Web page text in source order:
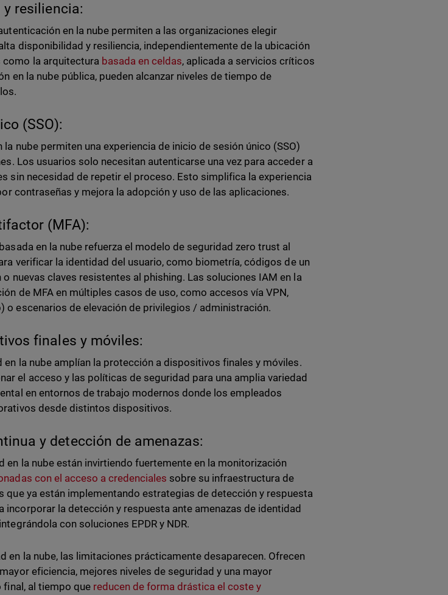
resiliencia:
en la nube permiten a las organizaciones elegir
disponibilidad y resiliencia, independientemente de la ubicación
como la arquitectura basada en celdas, aplicada a servicios críticos
en la nube pública, pueden alcanzar niveles de tiempo de
(SSO):
nube permiten una experiencia de inicio de sesión único (SSO)
Los usuarios solo necesitan autenticarse una vez para acceder a
sin necesidad de repetir el proceso. Esto simplifica la experiencia
contraseñas y mejora la adopción y uso de las aplicaciones.
(MFA):
en la nube refuerza el modelo de seguridad zero trust al
verificar la identidad del usuario, como biometría, códigos de un
nuevas claves resistentes al phishing. Las soluciones IAM en la
de MFA en múltiples casos de uso, como accesos vía VPN,
o escenarios de elevación de privilegios / administración.
finales y móviles:
la nube amplían la protección a dispositivos finales y móviles.
el acceso y las políticas de seguridad para una amplia variedad
en entornos de trabajo modernos donde los empleados
desde distintos dispositivos.
y detección de amenazas:
en la nube están invirtiendo fuertemente en la monitorización
con el acceso a credenciales sobre su infraestructura de
que ya están implementando estrategias de detección y respuesta
incorporar la detección y respuesta ante amenazas de identidad
con soluciones EPDR y NDR.
en la nube, las limitaciones prácticamente desaparecen. Ofrecen
eficiencia, mejores niveles de seguridad y una mayor
al tiempo que reducen de forma drástica el coste y